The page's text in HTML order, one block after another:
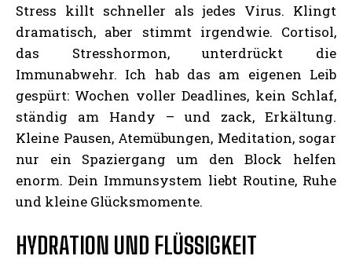
Stress killt schneller als jedes Virus. Klingt
dramatisch, aber stimmt irgendwie. Cortisol,
das Stresshormon, unterdrückt die
Immunabwehr. Ich hab das am eigenen Leib
gespürt: Wochen voller Deadlines, kein Schlaf,
ständig am Handy – und zack, Erkältung.
Kleine Pausen, Atemübungen, Meditation, sogar
nur ein Spaziergang um den Block helfen
enorm. Dein Immunsystem liebt Routine, Ruhe
und kleine Glücksmomente.
HYDRATION UND FLÜSSIGKEIT